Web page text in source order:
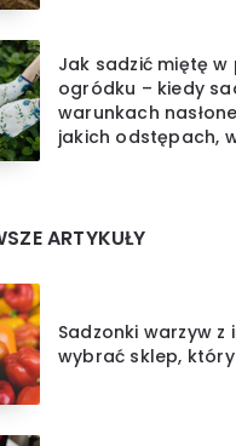
Jak sadzić miętę
ogródku – kiedy
warunkach
jakich odstępach,
ARTYKUŁY
Sadzonki warzyw z
wybrać sklep,